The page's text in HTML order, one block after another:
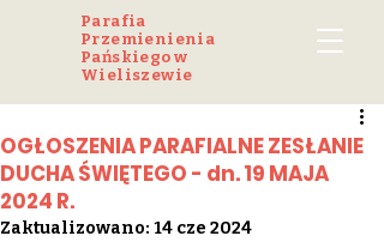
Parafia
Przemienienia
Pańskiego w
Wieliszewie
OGŁOSZENIA PARAFIALNE ZESŁANIE
DUCHA ŚWIĘTEGO - dn. 19 MAJA
2024 R.
Zaktualizowano: 14 cze 2024